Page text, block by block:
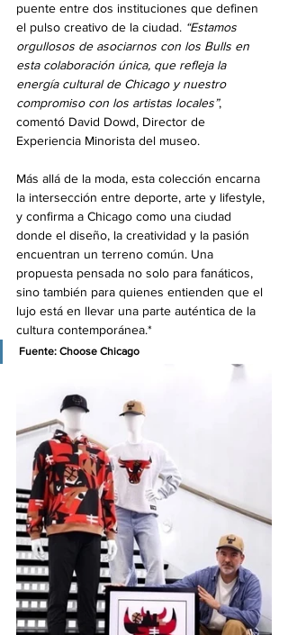
puente entre dos instituciones que definen
el pulso creativo de la ciudad. “Estamos
orgullosos de asociarnos con los Bulls en
esta colaboración única, que refleja la
energía cultural de Chicago y nuestro
compromiso con los artistas locales”,
comentó David Dowd, Director de
Experiencia Minorista del museo.
Más allá de la moda, esta colección encarna
la intersección entre deporte, arte y lifestyle,
y confirma a Chicago como una ciudad
donde el diseño, la creatividad y la pasión
encuentran un terreno común. Una
propuesta pensada no solo para fanáticos,
sino también para quienes entienden que el
lujo está en llevar una parte auténtica de la
cultura contemporánea.*
Fuente: Choose Chicago